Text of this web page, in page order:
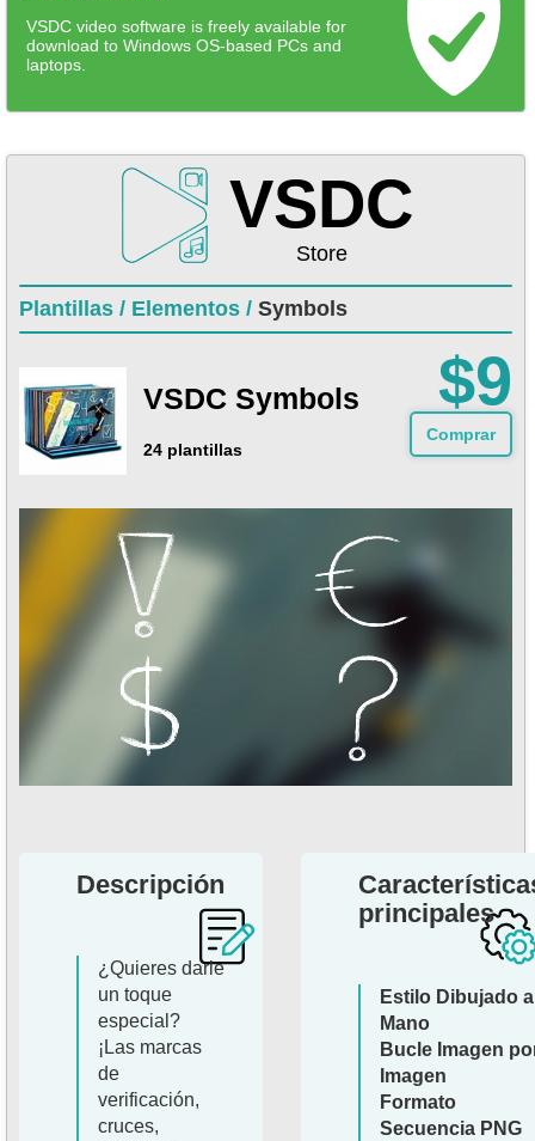
VSDC video software is freely available for
download to Windows OS-based PCs and
laptops.
VSDC
Store
Plantillas / Elementos / Symbols
VSDC Symbols
24 plantillas
$9
Comprar
Descripción
¿Quieres darle
un toque
especial?
¡Las marcas
de
verificación,
cruces,
principales
Estilo Dibujado a
Mano
Bucle Imagen
Imagen
Formato
Secuencia PNG